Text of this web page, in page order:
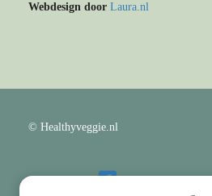
Webdesign door Laura.nl
© Healthyveggie.nl